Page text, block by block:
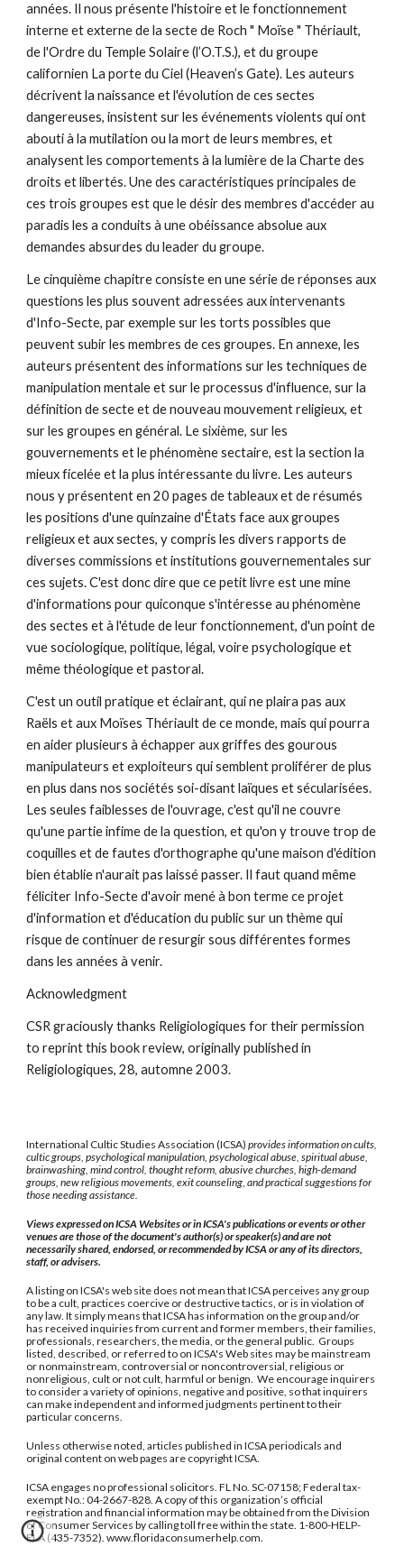
années. Il nous présente l'histoire et le fonctionnement
interne et externe de la secte de Roch " Moïse " Thériault,
de l'Ordre du Temple Solaire (l’O.T.S.), et du groupe
californien La porte du Ciel (Heaven’s Gate). Les auteurs
décrivent la naissance et l'évolution de ces sectes
dangereuses, insistent sur les événements violents qui ont
abouti à la mutilation ou la mort de leurs membres, et
analysent les comportements à la lumière de la Charte des
droits et libertés. Une des caractéristiques principales de
ces trois groupes est que le désir des membres d'accéder au
paradis les a conduits à une obéissance absolue aux
demandes absurdes du leader du groupe.
Le cinquième chapitre consiste en une série de réponses aux
questions les plus souvent adressées aux intervenants
d'Info-Secte, par exemple sur les torts possibles que
peuvent subir les membres de ces groupes. En annexe, les
auteurs présentent des informations sur les techniques de
manipulation mentale et sur le processus d'influence, sur la
définition de secte et de nouveau mouvement religieux, et
sur les groupes en général. Le sixième, sur les
gouvernements et le phénomène sectaire, est la section la
mieux ficelée et la plus intéressante du livre. Les auteurs
nous y présentent en 20 pages de tableaux et de résumés
les positions d'une quinzaine d'États face aux groupes
religieux et aux sectes, y compris les divers rapports de
diverses commissions et institutions gouvernementales sur
ces sujets. C'est donc dire que ce petit livre est une mine
d'informations pour quiconque s'intéresse au phénomène
des sectes et à l'étude de leur fonctionnement, d'un point de
vue sociologique, politique, légal, voire psychologique et
même théologique et pastoral.
C'est un outil pratique et éclairant, qui ne plaira pas aux
Raëls et aux Moïses Thériault de ce monde, mais qui pourra
en aider plusieurs à échapper aux griffes des gourous
manipulateurs et exploiteurs qui semblent proliférer de plus
en plus dans nos sociétés soi-disant laïques et sécularisées.
Les seules faiblesses de l'ouvrage, c'est qu'il ne couvre
qu'une partie infime de la question, et qu'on y trouve trop de
coquilles et de fautes d'orthographe qu'une maison d'édition
bien établie n'aurait pas laissé passer. Il faut quand même
féliciter Info-Secte d'avoir mené à bon terme ce projet
d'information et d'éducation du public sur un thème qui
risque de continuer de resurgir sous différentes formes
dans les années à venir.
Acknowledgment
CSR graciously thanks Religiologiques for their permission
to reprint this book review, originally published in
Religiologiques, 28, automne 2003.
International Cultic Studies Association (ICSA)provides information on cults,
cultic groups, psychological manipulation, psychological abuse, spiritual abuse,
brainwashing, mind control, thought reform, abusive churches, high-demand
groups, new religious movements, exit counseling, and practical suggestions for
those needing assistance.
Views expressed on ICSA Websites or in ICSA's publications or events or other
venues are those of the document's author(s) or speaker(s) and are not
necessarily shared, endorsed, or recommended by ICSA or any of its directors,
staff, or advisers.
A listing on ICSA's web site does not mean that ICSA perceives any group
to be a cult, practices coercive or destructive tactics, or is in violation of
any law. It simply means that ICSA has information on the group and/or
has received inquiries from current and former members, their families,
professionals, researchers, the media, or the general public. Groups
listed, described, or referred to on ICSA's Web sites may be mainstream
or nonmainstream, controversial or noncontroversial, religious or
nonreligious, cult or not cult, harmful or benign. We encourage inquirers
to consider a variety of opinions, negative and positive, so that inquirers
can make independent and informed judgments pertinent to their
particular concerns.
Unless otherwise noted, articles published in ICSA periodicals and
original content on web pages are copyright ICSA.
ICSA engages no professional solicitors. FL No. SC-07158; Federal tax-
exempt No.: 04-2667-828. A copy of this organization’s official
registration and financial information may be obtained from the Division
of Consumer Services by calling toll free within the state. 1-800-HELP-
FLA (435-7352). www.floridaconsumerhelp.com.